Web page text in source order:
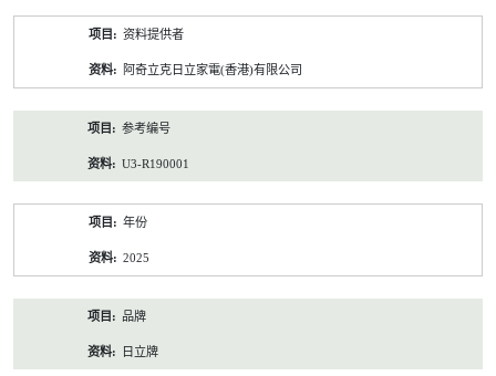
资料提供者
阿奇立克日立家電(香港)有限公司
参考编号
U3-R190001
年份
2025
品牌
日立牌